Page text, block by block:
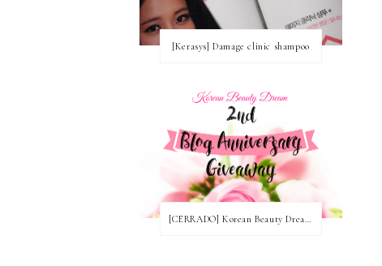
[Kerasys] Damage clinic shampoo
[CERRADO] Korean Beauty Dream Blog Anniversary Nº2! ~ Ganadoras